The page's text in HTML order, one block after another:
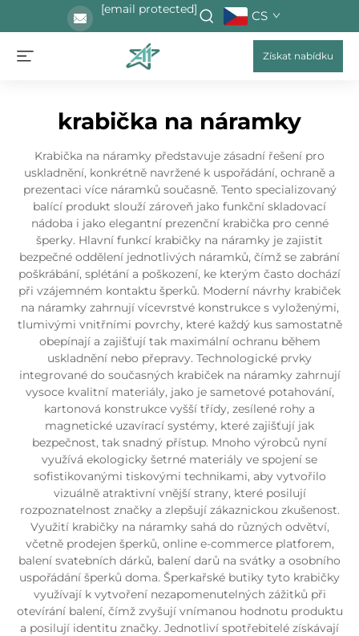
[email protected] CS
Získat nabídku
krabička na náramky
Krabička na náramky představuje zásadní řešení pro
uskladnění, konkrétně navržené k uspořádání, ochraně a
prezentaci více náramků současně. Tento specializovaný
balící produkt slouží zároveň jako funkční skladovací
nádoba i jako elegantní prezenční krabička pro cenné
šperky. Hlavní funkcí krabičky na náramky je zajistit
bezpečné oddělení jednotlivých náramků, čímž se zabrání
poškrábání, splétání a poškození, ke kterým často dochází
při vzájemném kontaktu šperků. Moderní návrhy krabiček
na náramky zahrnují vícevrstvé konstrukce s vyloženými,
tlumivými vnitřními povrchy, které každý kus samostatně
obepínají a zajišťují tak maximální ochranu během
uskladnění nebo přepravy. Technologické prvky
integrované do současných krabiček na náramky zahrnují
vysoce kvalitní materiály, jako je sametové potahování,
kartonová konstrukce vyšší třídy, zesílené rohy a
magnetické uzavírací systémy, které zajišťují jak
bezpečnost, tak snadný přístup. Mnoho výrobců nyní
využívá ekologicky šetrné materiály ve spojení se
sofistikovanými tiskovými technikami, aby vytvořilo
vizuálně atraktivní vnější strany, které posilují
rozpoznatelnost značky a zlepšují zákaznickou zkušenost.
Využití krabičky na náramky sahá do různých odvětví,
včetně prodejen šperků, online e-commerce platforem,
balení svatebních dárků, balení darů na svátky a osobního
uspořádání šperků doma. Šperkařské butiky tyto krabičky
využívají k vytvoření nezapomenutelných zážitků při
otevírání balení, čímž zvyšují vnímanou hodnotu produktu
a posilují identitu značky. Jednotliví spotřebitelé získávají